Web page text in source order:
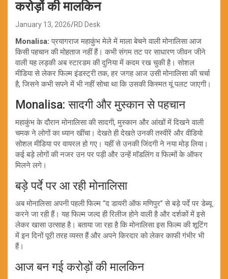
करोड़ों की मालकिन
January 13, 2026 RD Desk
Monalisa: प्रयागराज महाकुंभ मेले में माला बेचने वाली मोनालिसा आज
किसी पहचान की मोहताज नहीं हैं। कभी संगम तट पर साधारण जीवन जीने
वाली यह लड़की अब स्टारडम की दुनिया में कदम रख चुकी है। सोशल
मीडिया से लेकर फिल्म इंडस्ट्री तक, हर जगह आज उसी मोनालिसा की चर्चा
है, जिसने कभी सपने में भी नहीं सोचा था कि उसकी किस्मत यूं पलट जाएगी।
Monalisa: सादगी और मुस्कान से पहचान
महाकुंभ के दौरान मोनालिसा की सादगी, मुस्कान और आंखों में दिखने वाली
चमक ने लोगों का ध्यान खींचा। देखते ही देखते उनकी तस्वीरें और वीडियो
सोशल मीडिया पर वायरल हो गए। यहीं से उनकी जिंदगी ने नया मोड़ लिया।
कई बड़े लोगों की नजर उन पर पड़ी और उन्हें मॉडलिंग व फिल्मों के ऑफर
मिलने लगे।
बड़े पर्दे पर आ रही मोनालिसा
अब मोनालिसा अपनी पहली फिल्म “द डायरी ऑफ मणिपुर” से बड़े पर्दे पर डेब्यू
करने जा रही हैं। यह फिल्म जल्द ही रिलीज होने वाली है और दर्शकों में इसे
लेकर खासा उत्साह है। बताया जा रहा है कि मोनालिसा इस फिल्म की शूटिंग
में इन दिनों पूरी तरह व्यस्त हैं और अपने किरदार को लेकर काफी गंभीर भी
हैं।
आज बन गई करोड़ों की मालकिन